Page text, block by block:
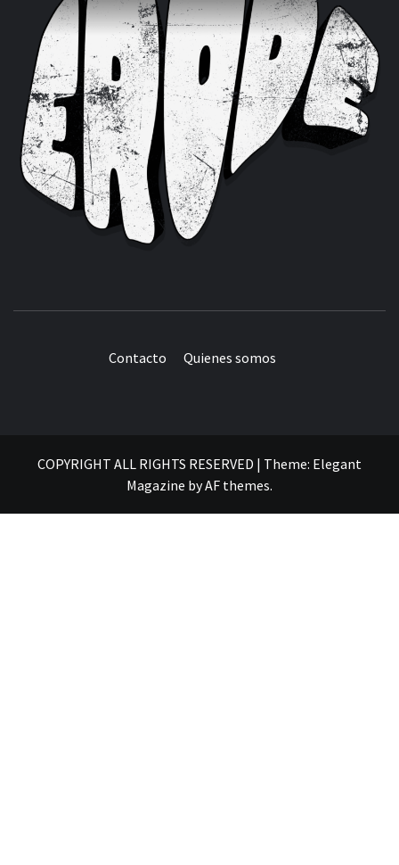
Contacto Quienes somos
COPYRIGHT ALL RIGHTS RESERVED | Theme: Elegant
Magazine byAF themes.